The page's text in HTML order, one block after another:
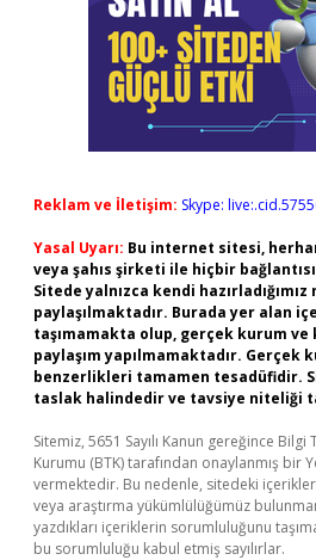
Reklam ve İletişim: Skype:
Yasal Uyarı: Bu internet sitesi,
veya şahıs şirketi ile hiçbir
Sitede yalnızca kendi
paylaşılmaktadır. Burada yer alan
taşımamakta olup, gerçek kurum ve
paylaşım yapılmamaktadır. Gerçek
benzerlikleri tamamen tesadüfidir.
taslak halindedir ve tavsiye niteliği
Sitemiz, 5651 Sayılı Kanun gereğince
Kurumu (BTK) tarafından onaylanmış bir
vermektedir. Bu nedenle, sitedeki
veya araştırma yükümlülüğümüz
yazdıkları içeriklerin sorumluluğunu
bu sorumluluğu kabul etmiş sayılırlar.